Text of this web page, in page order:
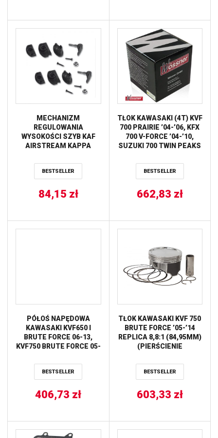
MECHANIZM
REGULOWANIA
WYSOKOŚCI SZYB KAF
AIRSTREAM KAPPA
BESTSELLER
84,15 zł
TŁOK KAWASAKI (4T) KVF
700 PRAIRIE ’04-’06, KFX
700 V-FORCE ’04-’10,
SUZUKI 700 TWIN PEAKS
(83,93MM=+2,00MM)
WOSSNER
BESTSELLER
662,83 zł
PÓŁOŚ NAPĘDOWA
KAWASAKI KVF650 I
BRUTE FORCE 06-13,
KVF750 BRUTE FORCE 05-
EPS 12-18 TYŁ STRONA
LEWA / PRAWA ALL
BESTSELLER
406,73 zł
TŁOK KAWASAKI KVF 750
BRUTE FORCE ’05-’14
REPLICA 8,8:1 (84,95MM)
(PIERŚCIENIE
VERTEX
BESTSELLER
603,33 zł